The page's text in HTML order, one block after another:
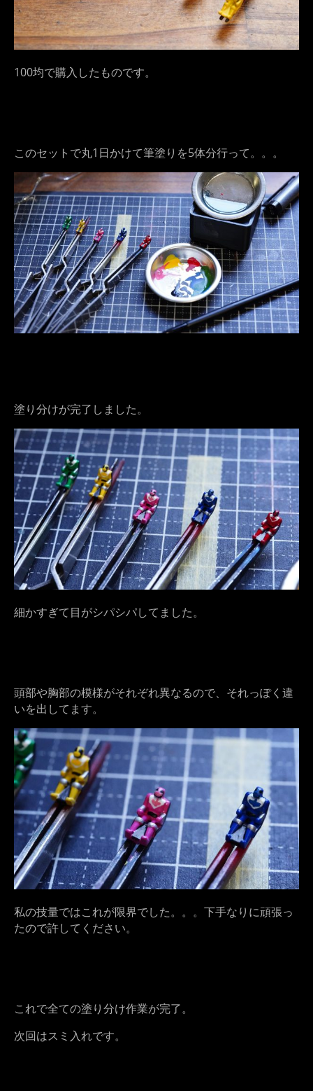
100均で購入したものです。
このセットで丸1日かけて筆塗りを5体分行って。。。
塗り分けが完了しました。
細かすぎて目がシパシパしてました。
頭部や胸部の模様がそれぞれ異なるので、それっぽく違
いを出してます。
私の技量ではこれが限界でした。。。下手なりに頑張っ
たので許してください。
これで全ての塗り分け作業が完了。
次回はスミ入れです。